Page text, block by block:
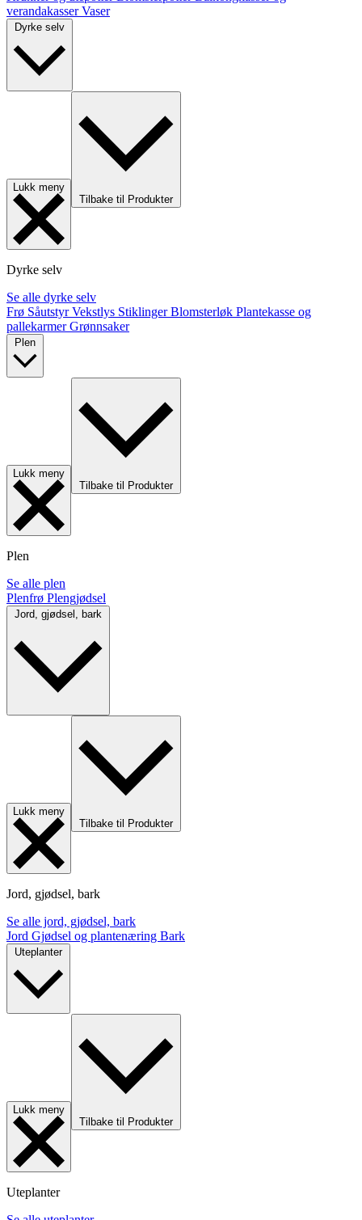
verandakasserVaser
Lukk meny
Tilbake til Produkter
Dyrke selv
Se alle dyrke selv
Frø SåutstyrVekstlys StiklingerBlomsterløk Plantekasse og
pallekarmerGrønnsaker
Lukk meny
Tilbake til Produkter
Plen
Se alle plen
Plenfrø Plengjødsel
Lukk meny
Tilbake til Produkter
Jord, gjødsel, bark
Se alle jord, gjødsel, bark
Jord Gjødsel og plantenæring Bark
Uteplanter
Lukk meny
Tilbake til Produkter
Uteplanter